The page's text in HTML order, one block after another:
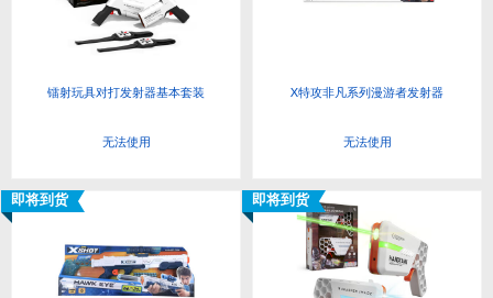
镭射玩具对打发射器基本套装
无法使用
X特攻非凡系列漫游者发射器
无法使用
即将到货 即将到货